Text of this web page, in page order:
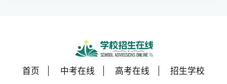
让数学从“拉分大户”变成你们的
首页 中考在线 高考在线 招生学校